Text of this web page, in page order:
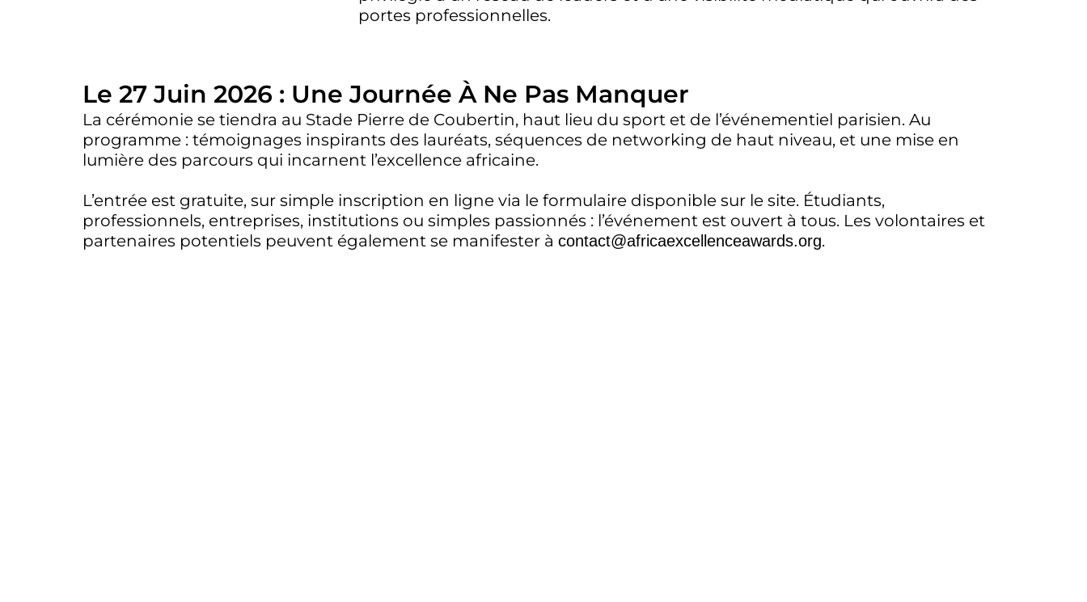
portes professionnelles.
Le 27 Juin 2026 : Une Journée À Ne Pas Manquer
La cérémonie se tiendra au Stade Pierre de Coubertin, haut lieu du sport et de l’événementiel parisien. Au
programme : témoignages inspirants des lauréats, séquences de networking de haut niveau, et une mise en
lumière des parcours qui incarnent l’excellence africaine.
L’entrée est gratuite, sur simple inscription en ligne via le formulaire disponible sur le site. Étudiants,
professionnels, entreprises, institutions ou simples passionnés : l’événement est ouvert à tous. Les volontaires et
partenaires potentiels peuvent également se manifester à contact@africaexcellenceawards.org.